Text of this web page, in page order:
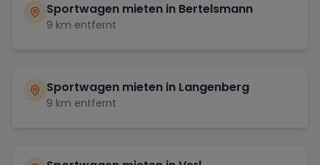
Sportwagen mieten in Bertelsmann
9 km entfernt
Sportwagen mieten in Langenberg
9 km entfernt